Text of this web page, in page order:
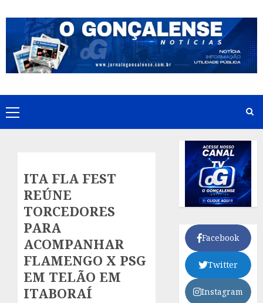
to
content
Primary
Menu
ITA FLA FEST
REÚNE
TORCEDORES
PARA
ACOMPANHAR
FLAMENGO X PSG
EM TELÃO EM
ITABORAÍ
Facebook
Twitter
Instagram